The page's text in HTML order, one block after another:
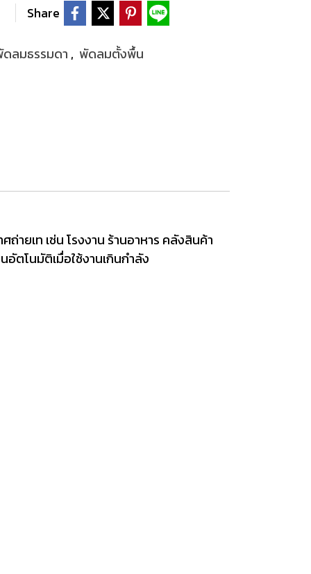
Share
ลมธรรมดา , พัดลมตั้งพื้น
ยเท เช่น โรงงาน ร้านอาหาร คลังสินค้า
ตโนมัติเมื่อใช้งานเกินกำลัง